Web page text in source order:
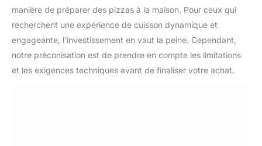
manière de préparer des pizzas à la maison. Pour ceux qui
recherchent une expérience de cuisson dynamique et
engageante, l’investissement en vaut la peine. Cependant,
notre préconisation est de prendre en compte les limitations
et les exigences techniques avant de finaliser votre achat.